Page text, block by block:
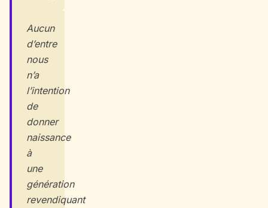
Aucun
d’entre
nous
n’a
l’intention
de
donner
naissance
à
une
génération
revendiquant